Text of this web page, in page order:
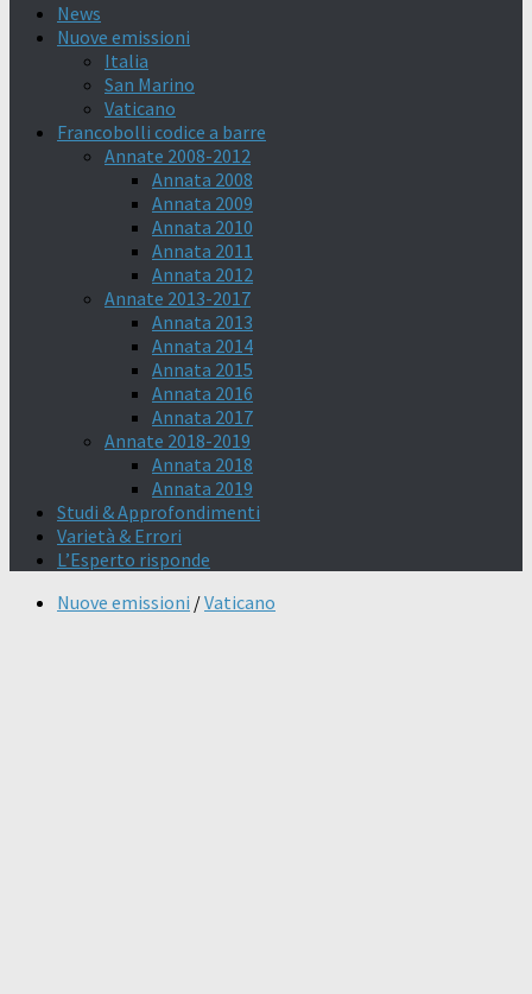
News
Nuove emissioni
Italia
San Marino
Vaticano
Francobolli codice a barre
Annate 2008-2012
Annata 2008
Annata 2009
Annata 2010
Annata 2011
Annata 2012
Annate 2013-2017
Annata 2013
Annata 2014
Annata 2015
Annata 2016
Annata 2017
Annate 2018-2019
Annata 2018
Annata 2019
Studi & Approfondimenti
Varietà & Errori
L’Esperto risponde
Nuove emissioni /Vaticano